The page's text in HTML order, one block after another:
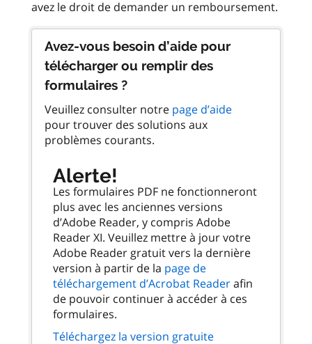
Avez-vous besoin d’aide pour
télécharger ou remplir des
formulaires ?
Veuillez consulter notre page d’aide
pour trouver des solutions aux
problèmes courants.
Alerte!
Les formulaires PDF ne fonctionneront
plus avec les anciennes versions
d’Adobe Reader, y compris Adobe
Reader XI. Veuillez mettre à jour votre
Adobe Reader gratuit vers la dernière
version à partir de la page de
téléchargement d’Acrobat Readerafin
de pouvoir continuer à accéder à ces
formulaires.
Téléchargez la version gratuite